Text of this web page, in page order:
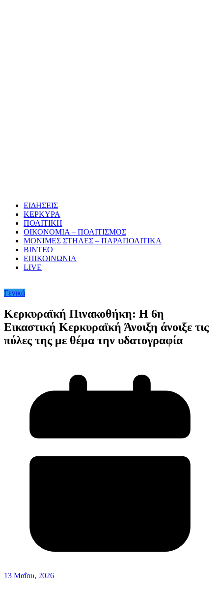
ΕΙΔΗΣΕΙΣ
ΚΕΡΚΥΡΑ
ΠΟΛΙΤΙΚΗ
ΟΙΚΟΝΟΜΙΑ – ΠΟΛΙΤΙΣΜΟΣ
ΜΟΝΙΜΕΣ ΣΤΗΛΕΣ – ΠΑΡΑΠΟΛΙΤΙΚΑ
ΒΙΝΤΕΟ
ΕΠΙΚΟΙΝΩΝΙΑ
LIVE
Γενικά
Κερκυραϊκή Πινακοθήκη: Η 6η
Εικαστική Κερκυραϊκή Άνοιξη άνοιξε τις
πύλες της με θέμα την υδατογραφία
13 Μαΐου, 2026